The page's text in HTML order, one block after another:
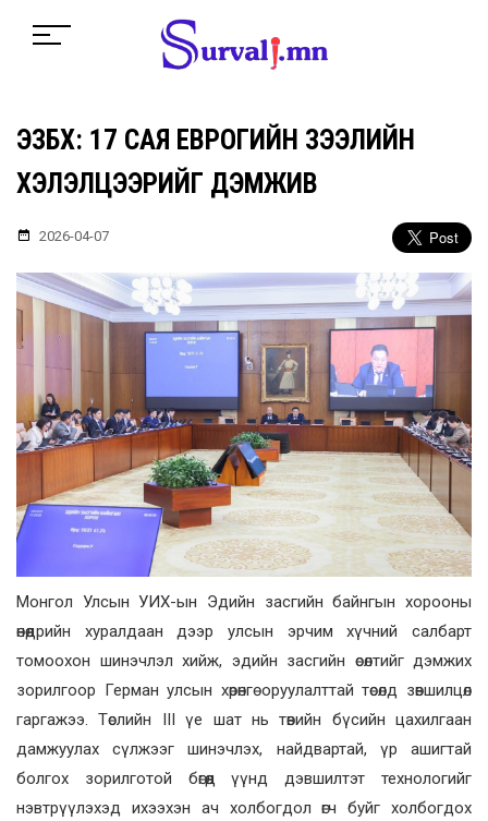
ЭЗБХ: 17 САЯ ЕВРОГИЙН ЗЭЭЛИЙН
ХЭЛЭЛЦЭЭРИЙГ ДЭМЖИВ
2026-04-07
Монгол Улсын УИХ-ын Эдийн засгийн байнгын хорооны
өнөөдрийн хуралдаан дээр улсын эрчим хүчний салбарт
томоохон шинэчлэл хийж, эдийн засгийн өсөлтийг дэмжих
зорилгоор Герман улсын хөрөнгө оруулалттай төсөлд зөвшилцөл
гаргажээ. Төслийн III үе шат нь төвийн бүсийн цахилгаан
дамжуулах сүлжээг шинэчлэх, найдвартай, үр ашигтай
болгох зорилготой бөгөөд үүнд дэвшилтэт технологийг
нэвтрүүлэхэд ихээхэн ач холбогдол өгч буйг холбогдох